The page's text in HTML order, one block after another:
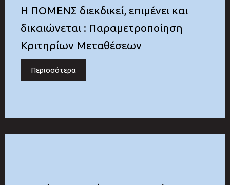
Η ΠΟΜΕΝΣ διεκδικεί, επιμένει και
δικαιώνεται : Παραμετροποίηση
Κριτηρίων Μεταθέσεων
Περισσότερα